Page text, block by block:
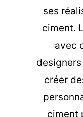
ses
ciment.
avec
créer
ciment